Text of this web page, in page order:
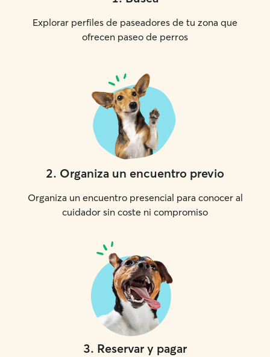
Explorar perfiles de paseadores de tu zona que
ofrecen paseo de perros
2. Organiza un encuentro previo
Organiza un encuentro presencial para conocer al
cuidador sin coste ni compromiso
3. Reservar y pagar